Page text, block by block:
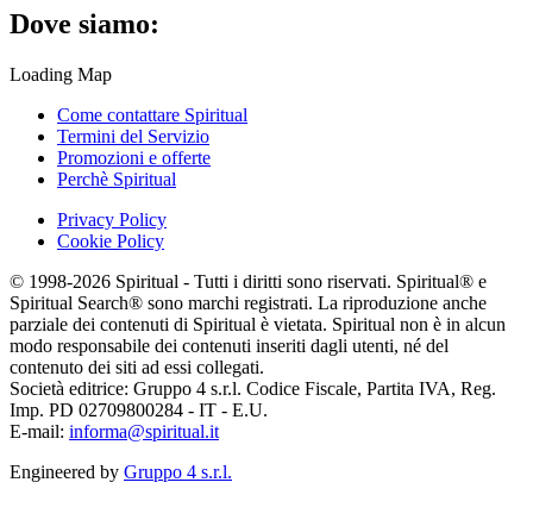
Dove siamo:
Loading Map
Come contattare Spiritual
Termini del Servizio
Promozioni e offerte
Perchè Spiritual
Privacy Policy
Cookie Policy
© 1998-2026 Spiritual - Tutti i diritti sono riservati. Spiritual® e
Spiritual Search® sono marchi registrati. La riproduzione anche
parziale dei contenuti di Spiritual è vietata. Spiritual non è in alcun
modo responsabile dei contenuti inseriti dagli utenti, né del
contenuto dei siti ad essi collegati.
Società editrice: Gruppo 4 s.r.l. Codice Fiscale, Partita IVA, Reg.
Imp. PD 02709800284 - IT - E.U.
E-mail: informa@spiritual.it
Engineered by Gruppo 4 s.r.l.